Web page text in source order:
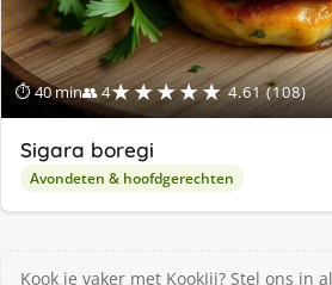
⏱ 40 min👥 4★★★★★ 4.61 (108)
Sigara boregi
Avondeten & hoofdgerechten
Kook je vaker met KookJij? Stel ons in